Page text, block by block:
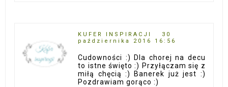
KUFER INSPIRACJI
30
października 2016 16:56
Cudowności :) Dla chorej na decu
to istne święto :) Przyłączam się z
miłą chęcią :) Banerek już jest :)
Pozdrawiam gorąco :)